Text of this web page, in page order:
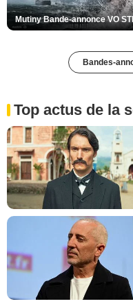
Mutiny Bande-annonce VO
Bandes-
Top actus de la